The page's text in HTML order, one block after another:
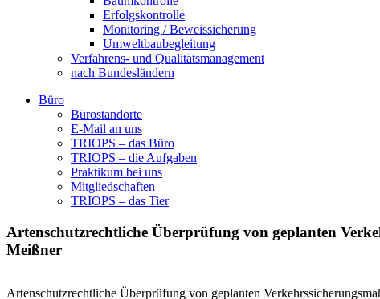
Erfolgskontrolle
Monitoring / Beweissicherung
Umweltbaubegleitung
Verfahrens- und Qualitätsmanagement
nach Bundesländern
Büro
Bürostandorte
E-Mail an uns
TRIOPS – das Büro
TRIOPS – die Aufgaben
Praktikum bei uns
Mitgliedschaften
TRIOPS – das Tier
Artenschutzrechtliche Überprüfung von geplanten
Meißner
Artenschutzrechtliche Überprüfung von geplanten